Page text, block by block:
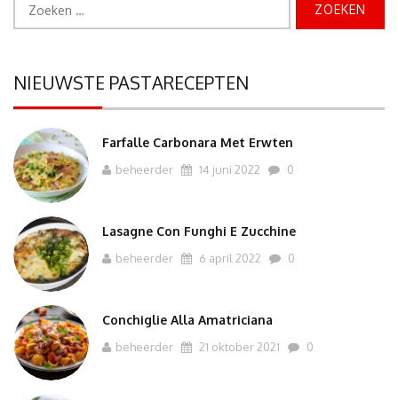
naar:
NIEUWSTE PASTARECEPTEN
Farfalle Carbonara Met Erwten
beheerder 14 juni 2022 0
Lasagne Con Funghi E Zucchine
beheerder 6 april 2022 0
Conchiglie Alla Amatriciana
beheerder 21 oktober 2021 0